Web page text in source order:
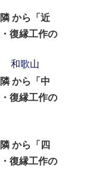
から「近
復縁工作の
和歌山
から「中
復縁工作の
から「四
復縁工作の